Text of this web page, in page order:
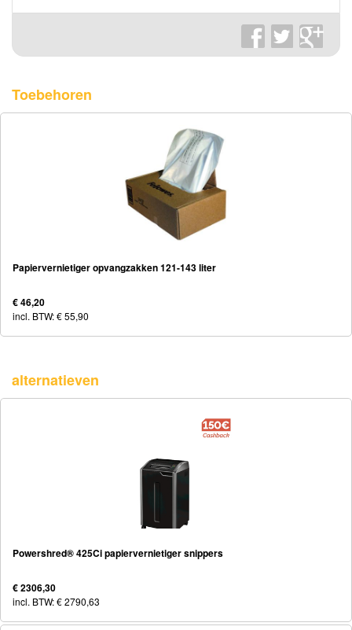
Toebehoren
Papiervernietiger opvangzakken 121-143 liter
€ 46,20
incl. BTW: € 55,90
alternatieven
Powershred® 425Ci papiervernietiger snippers
€ 2306,30
incl. BTW: € 2790,63